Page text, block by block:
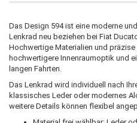
Das Design 594 ist eine moderne
Lenkrad neu beziehen bei Fiat
Hochwertige Materialien und
hochwertigere Innenraumoptik und
langen Fahrten.
Das Lenkrad wird individuell nach
klassisches Leder oder modernes
weitere Details können flexibel